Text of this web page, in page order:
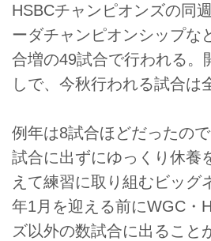
HSBCチャンピオンズの同
ーダチャンピオンシップな
合増の49試合で行われる。
しで、今秋行われる試合は
例年は8試合ほどだったの
試合に出ずにゆっくり休養
えて練習に取り組むビッグ
年1月を迎える前にWGC・
ズ以外の数試合に出ること